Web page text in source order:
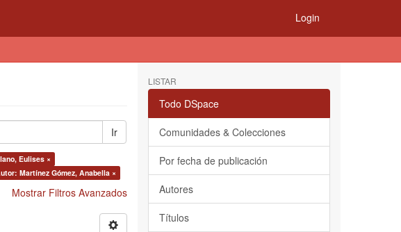
Login
Ir
Eulises ×
Martínez Gómez, Anabella ×
Mostrar Filtros Avanzados
LISTAR
Todo DSpace
Comunidades & Colecciones
Por fecha de publicación
Autores
Títulos